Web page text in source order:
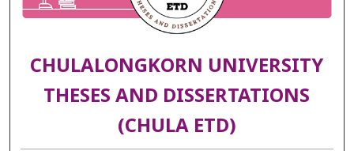
CHULALONGKORN UNIVERSITY
THESES AND DISSERTATIONS
(CHULA ETD)